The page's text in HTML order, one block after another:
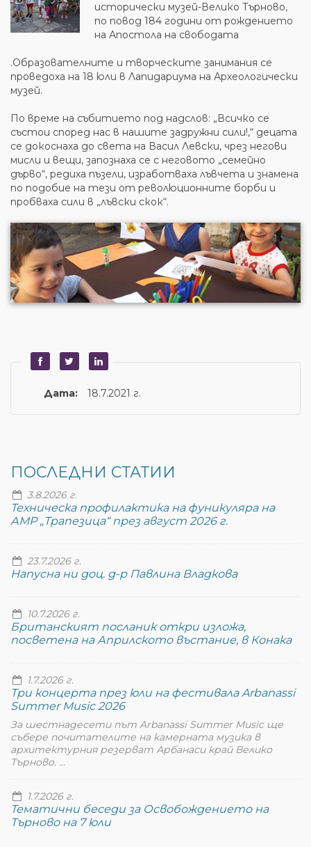
исторически музей-Велико Търново,
по повод 184 години от рождението
на Апостола на свободата
.Образователните и творческите занимания се
проведоха на 18 юли в Лапидариума на Археологически
музей.
По време на събитието под надслов: „Всичко се
състои според нас в нашите задружни сили!,“ децата
се докоснаха до света на Васил Левски, чрез негови
мисли и вещи, запознаха се с неговото „семейно
дърво“, редиха пъзели, изработваха лъвчета и знамена
по подобие на тези от революционните борби и
пробваха сили в „лъвски скок“.
Дата: 18.7.2021 г.
ПОСЛЕДНИ СТАТИИ
3.8.2026 г.
Техническа профилактика на фуникуляра на
АМР „Трапезица“ през август 2026 г.
23.7.2026 г.
Напусна ни доц. д-р Павлина Владкова
10.7.2026 г.
Британският посланик откри изложа,
посветена на Априлското въстание, в Конака
1.7.2026 г.
Три концерта през юли на фестивала Arbanassi
Summer Music 2026
За шестнадесети път Arbanassi Summer Music ще
събере почитателите на камерната музика в
архитектурния резерват Арбанаси край Велико
Търново. ...
1.7.2026 г.
Тематични беседи за Освобождението на
Търново на 7 юли